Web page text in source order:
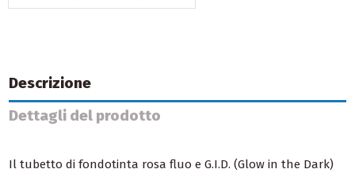
Descrizione
Dettagli del prodotto
Il tubetto di fondotinta rosa fluo e G.I.D. (Glow in the Dark)